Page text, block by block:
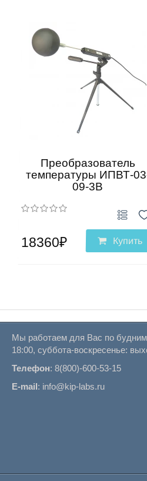
Преобразователь
температуры ИПВТ-
09-3В
18360₽ Купить
Мы работаем для Вас по
18:00, суббота-воскресенье:
Телефон: 8(800)-600-53-15
E-mail: info@kip-labs.ru